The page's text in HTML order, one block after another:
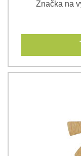
Značka na